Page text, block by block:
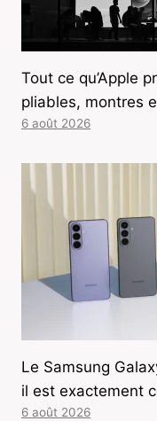
Tout ce qu’Apple
pliables, montres
6 août 2026
Le Samsung
il est exactement
6 août 2026